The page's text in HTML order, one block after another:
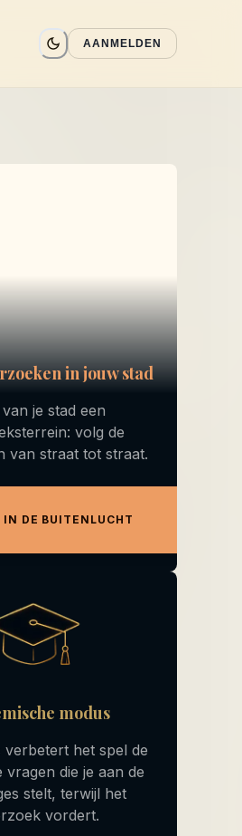
AANMELDEN
in jouw stad
je stad een
volg de
van straat tot straat.
IN DE BUITENLUCHT
modus
verbetert het spel de
vragen die je aan de
stelt, terwijl het
vordert.